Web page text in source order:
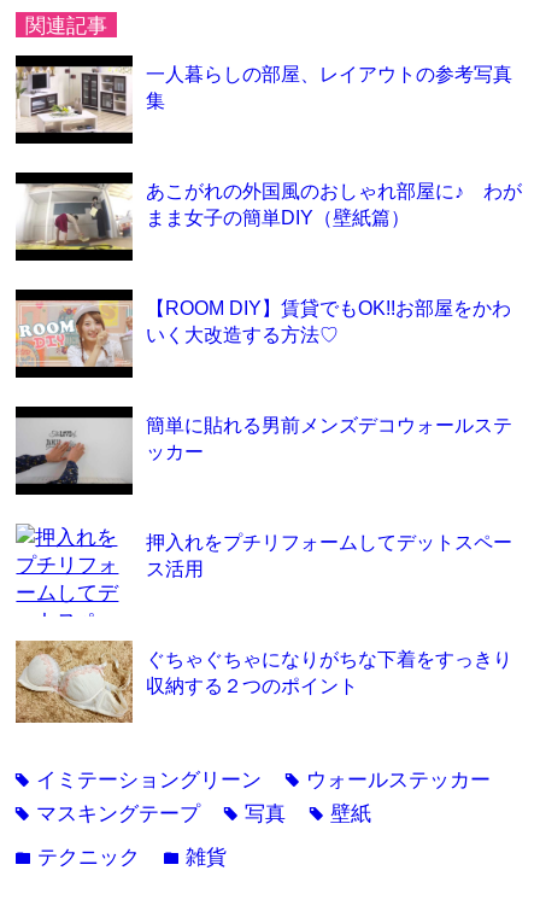
関連記事
一人暮らしの部屋、レイアウトの参考写真
集
あこがれの外国風のおしゃれ部屋に♪ わが
まま女子の簡単DIY（壁紙篇）
【ROOM DIY】賃貸でもOK!!お部屋をかわ
いく大改造する方法♡
簡単に貼れる男前メンズデコウォールステ
ッカー
押入れをプチリフォームしてデットスペー
ス活用
ぐちゃぐちゃになりがちな下着をすっきり
収納する２つのポイント
tag イミテーショングリーン tag ウォールステッカー
tag マスキングテープ tag写真 tag壁紙
folder テクニック folder雑貨